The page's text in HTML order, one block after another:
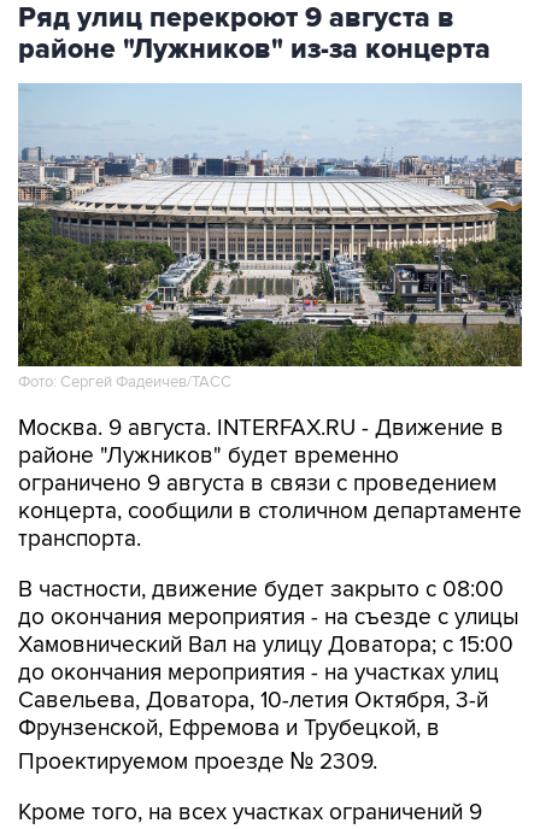
Ряд улиц перекроют 9 августа в
районе "Лужников" из-за концерта
Фото: Сергей Фадеичев/ТАСС
Москва. 9 августа. INTERFAX.RU - Движение в
районе "Лужников" будет временно
ограничено 9 августа в связи с проведением
концерта, сообщили в столичном департаменте
транспорта.
В частности, движение будет закрыто с 08:00
до окончания мероприятия - на съезде с улицы
Хамовнический Вал на улицу Доватора; с 15:00
до окончания мероприятия - на участках улиц
Савельева, Доватора, 10-летия Октября, 3-й
Фрунзенской, Ефремова и Трубецкой, в
Проектируемом проезде № 2309.
Кроме того, на всех участках ограничений 9